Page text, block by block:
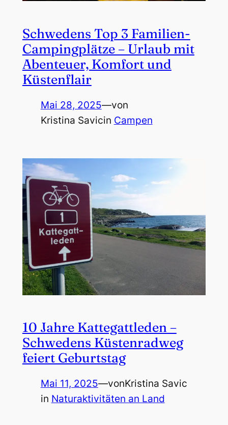
Schwedens Top 3 Familien-
Campingplätze – Urlaub mit
Abenteuer, Komfort und
Küstenflair
Mai 28, 2025—von
Kristina Savicin Campen
10 Jahre Kattegattleden –
Schwedens Küstenradweg
feiert Geburtstag
Mai 11, 2025—vonKristina Savic
in Naturaktivitäten an Land